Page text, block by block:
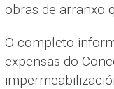
obras de arranxo
O completo
expensas do